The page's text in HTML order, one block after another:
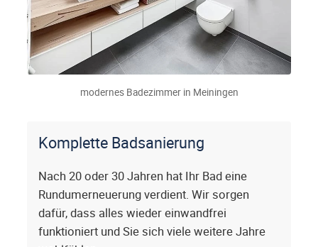
modernes Badezimmer in Meiningen
Komplette Badsanierung
Nach 20 oder 30 Jahren hat Ihr Bad eine
Rundumerneuerung verdient. Wir sorgen
dafür, dass alles wieder einwandfrei
funktioniert und Sie sich viele weitere Jahre